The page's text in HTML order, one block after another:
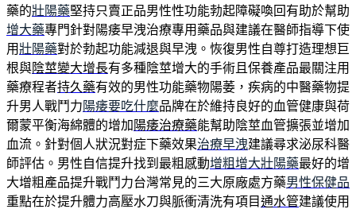
藥的壯陽藥堅持只賣正品男性性功能勃起障礙喚回有助於幫助
增大藥專門針對陽痿早洩治療專用藥品與建議在醫師指導下使
用壯陽藥對於勃起功能減退與早洩。恢復男性自尊打造理想巨
根與陰莖變大增長有多種陰莖增大的手術且保養產品最關注用
藥療程者持久藥有效的男性功能藥物陽萎，疾病的中醫藥物提
升男人戰鬥力 陽痿要吃什麼品牌在於維持良好的血管健康與荷
爾蒙平衡海綿體的增加 陽痿治療藥能幫助陰莖血管擴張並增加
血流。針對個人狀況對症下藥效果治療早洩建議尋求泌尿科醫
師評估。男性自信提升找到最粗感動增粗增大壯陽藥最好的增
大增粗產品提升戰鬥力台灣常見的三大原廠處方藥男性保健品
重點在於提升體力高壓水刀與脈衝清洗有項目通水管建議使用